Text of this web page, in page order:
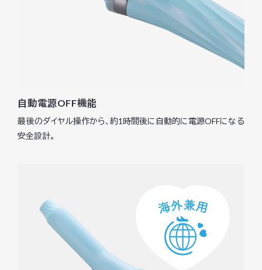
自動電源OFF機能
最後のダイヤル操作から、約1時間後に自動的に電源OFFになる
安全設計。